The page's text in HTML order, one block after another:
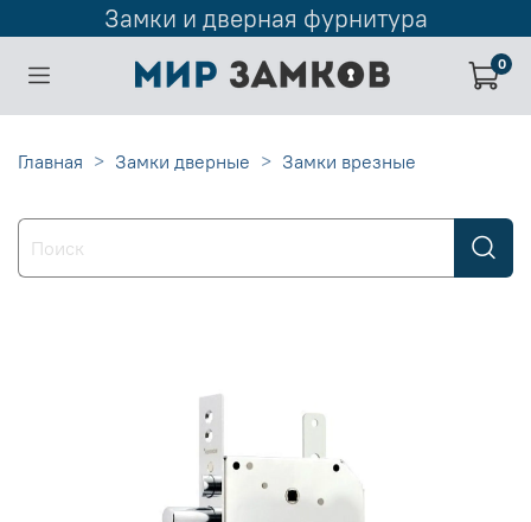
Замки и дверная фурнитура
0
Главная Замки дверные Замки врезные